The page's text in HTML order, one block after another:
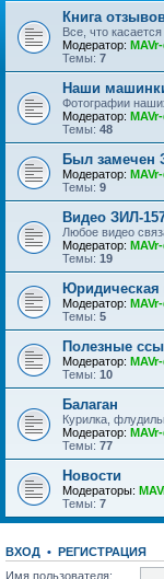
Книга
Все, что
Модератор:
Темы: 7
Наши
Фотографии
Модератор:
Темы: 48
Был замечен
Модератор:
Темы: 9
Видео ЗИЛ-
Любое видео
Модератор:
Темы: 19
Юридическая
Модератор:
Темы: 5
Полезные
Модератор:
Темы: 10
Балаган
Курилка,
Модератор:
Темы: 77
Новости
Модераторы:
Темы: 7
ВХОД • РЕГИСТРАЦИЯ
Имя пользователя: